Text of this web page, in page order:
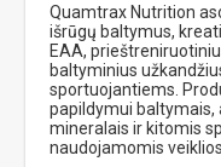
Quamtrax Nutrition
išrūgų baltymus,
EAA,
baltyminius
sportuojantiems.
papildymui
mineralais ir kitomis
naudojamomis